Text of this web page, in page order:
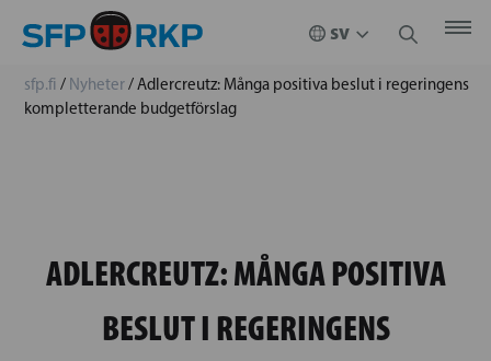
sfp.fi / Nyheter/Adlercreutz: Många positiva beslut i regeringens
kompletterande budgetförslag
ADLERCREUTZ: MÅNGA POSITIVA
BESLUT I REGERINGENS